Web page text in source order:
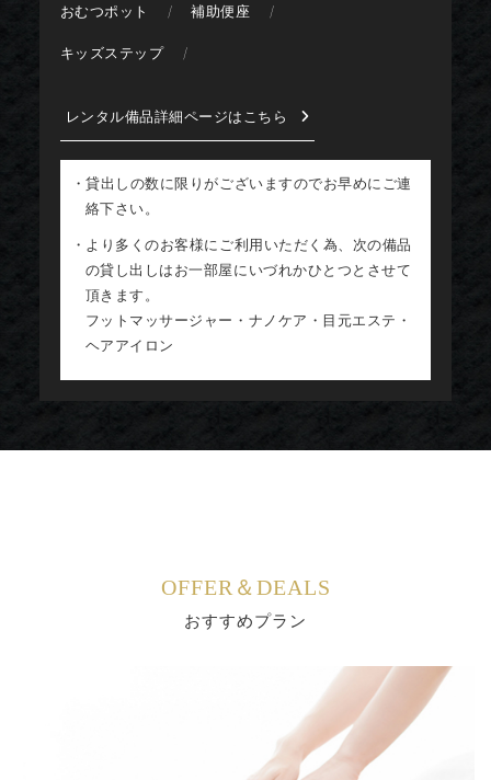
おむつポット 補助便座
キッズステップ
レンタル備品詳細ページはこちら
・貸出しの数に限りがございますのでお早めにご連
絡下さい。
・より多くのお客様にご利用いただく為、次の備品
の貸し出しはお一部屋にいづれかひとつとさせて
頂きます。
フットマッサージャー・ナノケア・目元エステ・
ヘアアイロン
OFFER＆DEALS
おすすめプラン